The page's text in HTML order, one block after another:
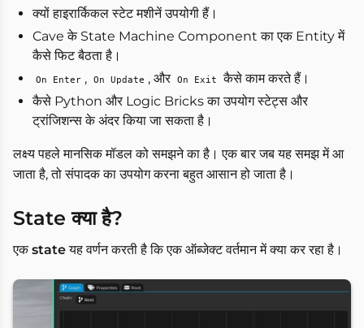
क्यों हाइरार्किकल स्टेट मशीनें उपयोगी हैं।
Cave के State Machine Component का एक Entity में
कैसे फिट बैठता है।
On Enter , On Update , और On Exit कैसे काम करते हैं।
कैसे Python और Logic Bricks का उपयोग स्टेट्स और
ट्रांजिशन्स के अंदर किया जा सकता है।
लक्ष्य पहले मानसिक मॉडल को समझने का है। एक बार जब यह समझ में आ
जाता है, तो संपादक का उपयोग करना बहुत आसान हो जाता है।
State क्या है?
एकstateयह वर्णन करती है कि एक ऑब्जेक्ट वर्तमान में क्या कर रहा है।